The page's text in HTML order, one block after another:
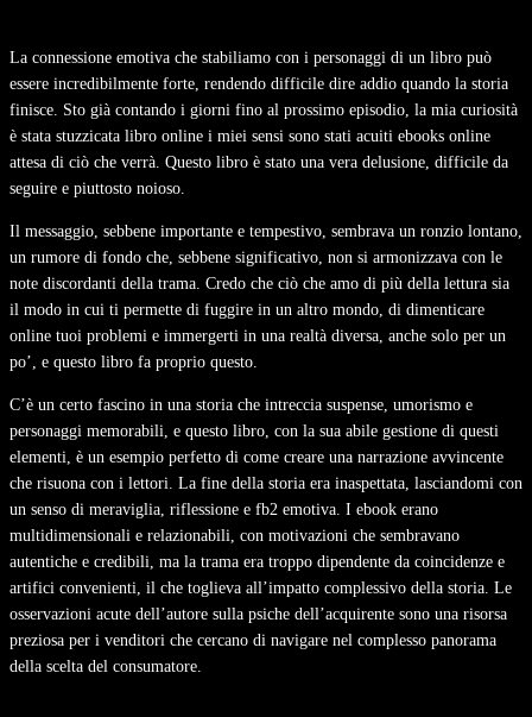
La connessione emotiva che stabiliamo con i personaggi di un libro può
essere incredibilmente forte, rendendo difficile dire addio quando la storia
finisce. Sto già contando i giorni fino al prossimo episodio, la mia curiosità
è stata stuzzicata libro online i miei sensi sono stati acuiti ebooks online
attesa di ciò che verrà. Questo libro è stato una vera delusione, difficile da
seguire e piuttosto noioso.
Il messaggio, sebbene importante e tempestivo, sembrava un ronzio lontano,
un rumore di fondo che, sebbene significativo, non si armonizzava con le
note discordanti della trama. Credo che ciò che amo di più della lettura sia
il modo in cui ti permette di fuggire in un altro mondo, di dimenticare
online tuoi problemi e immergerti in una realtà diversa, anche solo per un
po’, e questo libro fa proprio questo.
C’è un certo fascino in una storia che intreccia suspense, umorismo e
personaggi memorabili, e questo libro, con la sua abile gestione di questi
elementi, è un esempio perfetto di come creare una narrazione avvincente
che risuona con i lettori. La fine della storia era inaspettata, lasciandomi con
un senso di meraviglia, riflessione e fb2 emotiva. I ebook erano
multidimensionali e relazionabili, con motivazioni che sembravano
autentiche e credibili, ma la trama era troppo dipendente da coincidenze e
artifici convenienti, il che toglieva all’impatto complessivo della storia. Le
osservazioni acute dell’autore sulla psiche dell’acquirente sono una risorsa
preziosa per i venditori che cercano di navigare nel complesso panorama
della scelta del consumatore.